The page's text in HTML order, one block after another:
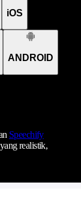
iOS
ANDROID
Speechify
yang realistik,